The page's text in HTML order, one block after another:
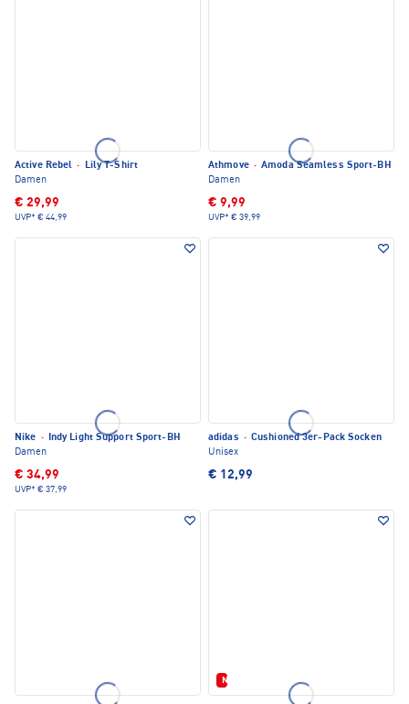
Active Rebel ·
Lily T-Shirt
Damen
€ 29,99
UVP* € 44,99
Athmove · Amoda Seamless Sport-BH
Damen
€ 9,99
UVP* € 39,99
Nike · Indy Light Support Sport-BH
Damen
€ 34,99
UVP* € 37,99
adidas · Cushioned 3er-Pack Socken
Unisex
€ 12,99
Neu